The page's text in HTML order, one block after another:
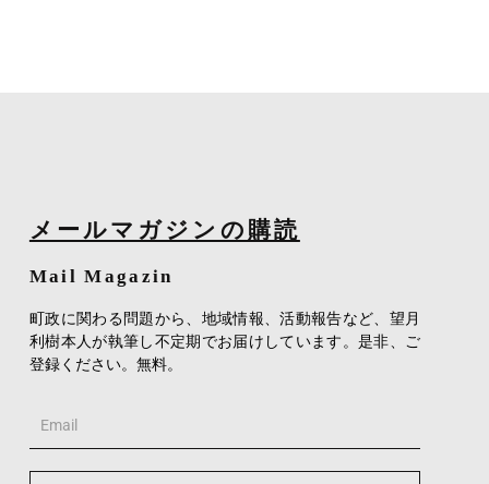
メールマガジンの購読
Mail Magazin
町政に関わる問題から、地域情報、活動報告など、望月
利樹本人が執筆し不定期でお届けしています。是非、ご
登録ください。無料。
Email